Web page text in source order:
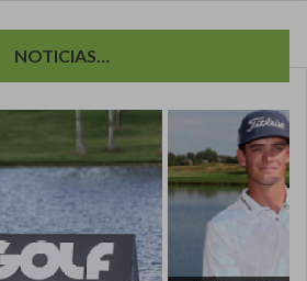
NOTICIAS…